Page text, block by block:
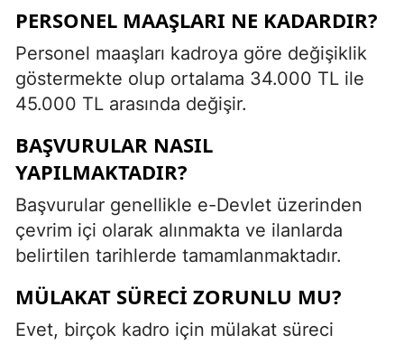
PERSONEL MAAŞLARI NE KADARDIR?
Personel maaşları kadroya göre değişiklik
göstermekte olup ortalama 34.000 TL ile
45.000 TL arasında değişir.
BAŞVURULAR NASIL
YAPILMAKTADIR?
Başvurular genellikle e-Devlet üzerinden
çevrim içi olarak alınmakta ve ilanlarda
belirtilen tarihlerde tamamlanmaktadır.
MÜLAKAT SÜRECI ZORUNLU MU?
Evet, birçok kadro için mülakat süreci